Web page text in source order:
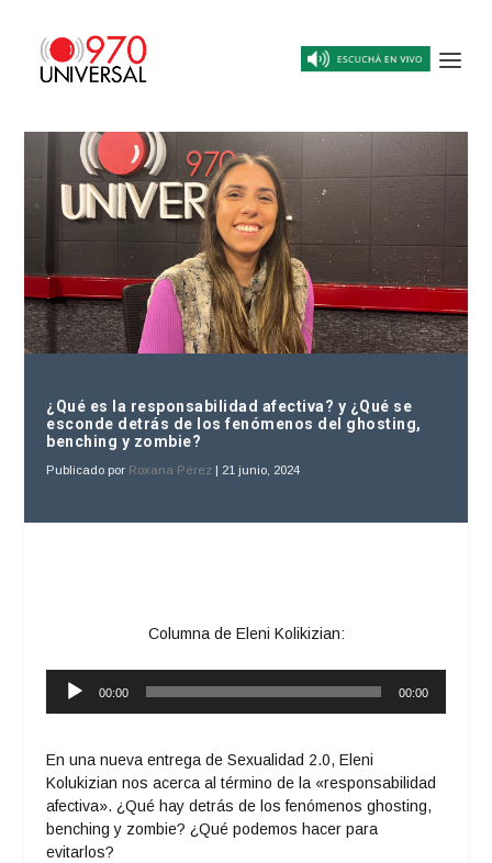
¿Qué es la responsabilidad afectiva? y ¿Qué se
esconde detrás de los fenómenos del ghosting,
benching y zombie?
Publicado por Roxana Pérez | 21 junio, 2024
Columna de Eleni Kolikizian:
Reproductor
00:00 00:00
En una nueva entrega de Sexualidad 2.0, Eleni
Kolukizian nos acerca al término de la «responsabilidad
afectiva». ¿Qué hay detrás de los fenómenos ghosting,
benching y zombie? ¿Qué podemos hacer para
evitarlos?